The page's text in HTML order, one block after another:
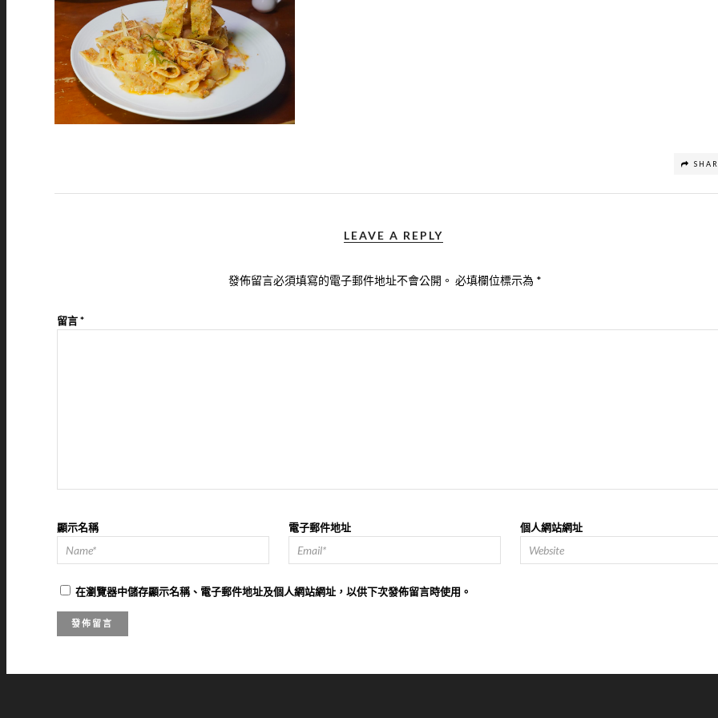
LEAVE A REPLY
發佈留言必須填寫的電子郵件地址不會公開。 必填欄位標示為 *
留言*
顯示名稱 電子郵件地址 個人網站網址
在瀏覽器中儲存顯示名稱、電子郵件地址及個人網站網址，以供下次發佈留言時使用。